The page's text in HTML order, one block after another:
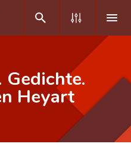
Gedichte.
Heyart